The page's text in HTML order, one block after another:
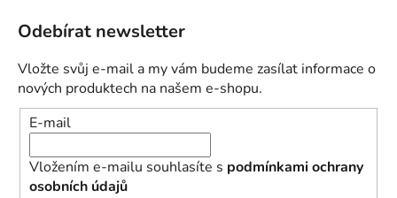
Odebírat newsletter
Vložte svůj e-mail a my vám budeme zasílat informace o
nových produktech na našem e-shopu.
E-mail
Vložením e-mailu souhlasíte s podmínkami ochrany
osobních údajů